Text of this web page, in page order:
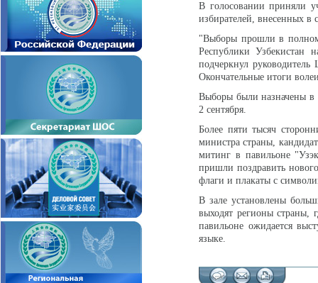
В голосовании приняли
избирателей, внесенных в
"Выборы прошли в полном
Республики Узбекистан
подчеркнул
Окончательные итоги
Выборы были назначены в
2 сентября.
Более пяти тысяч
министра страны,
митинг в павильоне
пришли поздравить
флаги и плакаты с
В зале установлены
выходят регионы страны,
павильоне ожидается
языке.